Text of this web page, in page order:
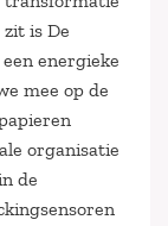
zit is De
energieke
mee op de
organisatie
de